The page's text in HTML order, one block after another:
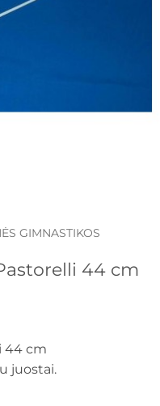
GIMNASTIKOS
44 cm
44 cm
juostai.